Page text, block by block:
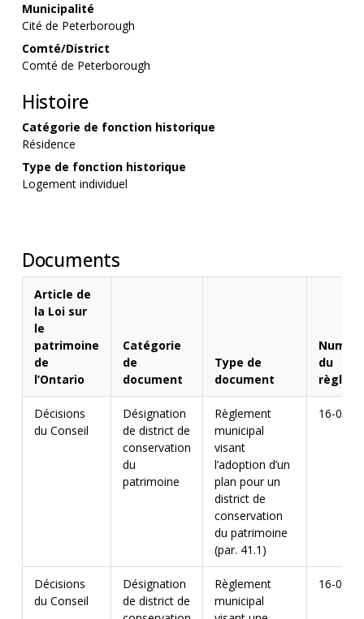
Municipalité
Cité de Peterborough
Comté/District
Comté de Peterborough
Histoire
Catégorie de fonction historique
Résidence
Type de fonction historique
Logement individuel
Documents
Article de
la Loi sur
le
patrimoine
de
l’Ontario
Catégorie
de
document
Type de
document
du
Décisions
du Conseil
Désignation
de district de
conservation
du
patrimoine
Règlement
municipal
visant
l’adoption d’un
plan pour un
district de
conservation
du patrimoine
(par. 41.1)
16-099
Décisions
du Conseil
Désignation
de district de
Règlement
municipal
16-099